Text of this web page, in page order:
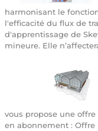
harmonisant le
l'efficacité du flux de
d'apprentissage de
mineure. Elle
vous propose une
en abonnement : Offre